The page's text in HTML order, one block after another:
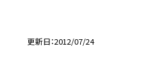
更新日 2012/07/24